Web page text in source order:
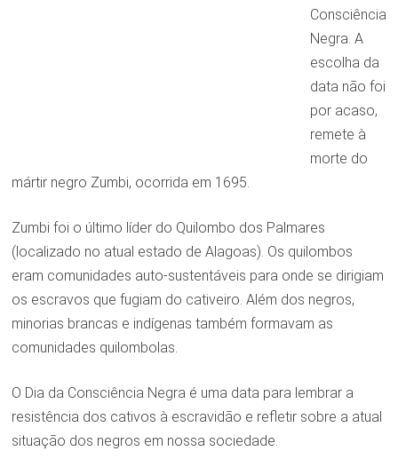
Consciência
Negra. A
escolha da
data não foi
por acaso,
remete à
morte do
mártir negro Zumbi, ocorrida em 1695.
Zumbi foi o último líder do Quilombo dos Palmares
(localizado no atual estado de Alagoas). Os quilombos
eram comunidades auto-sustentáveis para onde se dirigiam
os escravos que fugiam do cativeiro. Além dos negros,
minorias brancas e indígenas também formavam as
comunidades quilombolas.
O Dia da Consciência Negra é uma data para lembrar a
resistência dos cativos à escravidão e refletir sobre a atual
situação dos negros em nossa sociedade.